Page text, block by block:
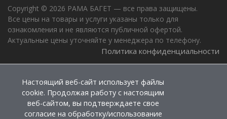
Copyright © 2026 РАМА БАГЕТ — все права защищены.
Все цены на товары и услуги указаны только для
ознакомления и не являются публичной офертой.
Актуальные цены уточняйте у менеджера по телефону.
Политика конфиденциальности
Настоящий веб-сайт использует файлы
cookie. Продолжая работу с настоящим
веб-сайтом, вы подтверждаете свое
согласие на обработку/использование